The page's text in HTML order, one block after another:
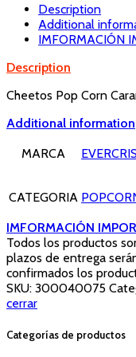
Description
Additional
IMFORMACIÓN
Description
Cheetos Pop Corn
Additional information
MARCA
CATEGORIA
IMFORMACIÓN
Todos los productos
plazos de entrega
confirmados los
SKU: 300040075
cerrar
Categorías de productos